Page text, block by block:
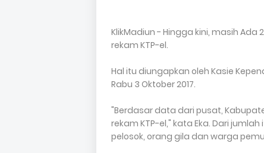
KlikMadiun - Hingga kini, masih
rekam KTP-el.
Hal itu diungapkan oleh Kasie
Rabu 3 Oktober 2017.
"Berdasar data dari pusat,
rekam KTP-el," kata Eka. Dari
pelosok, orang gila dan warga